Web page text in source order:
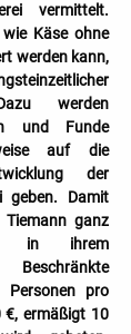
vermittelt.
Käse ohne
werden kann,
werden
und Funde
auf die
der
geben. Damit
ganz
in ihrem
Beschränkte
Personen pro
€, ermäßigt 10